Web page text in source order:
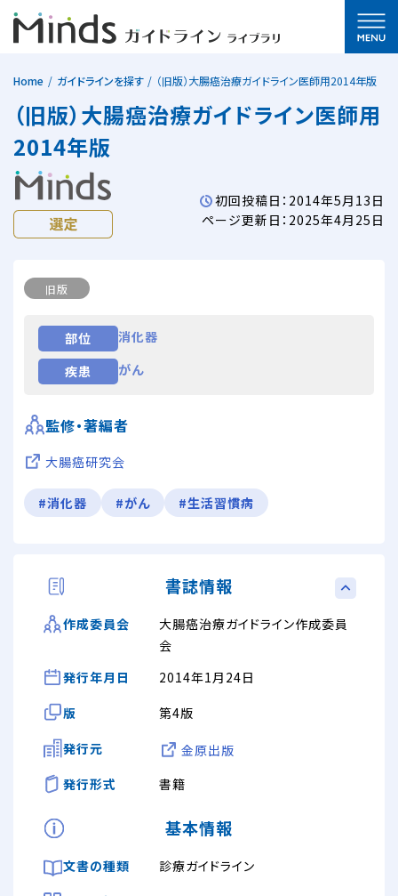
Home ガイドラインを探す （旧版）大腸癌治療ガイドライン医師用2014年版
（旧版）大腸癌治療ガイドライン医師用
2014年版
初回投稿日：2014年5月13日
ページ更新日：2025年4月25日
旧版
部位
消化器
疾患
がん
監修・著編者
大腸癌研究会
#消化器 #がん #生活習慣病
書誌情報
作成委員会
大腸癌治療ガイドライン作成委員
会
発行年月日
2014年1月24日
版
第4版
発行元
金原出版
発行形式
書籍
基本情報
文書の種類
診療ガイドライン